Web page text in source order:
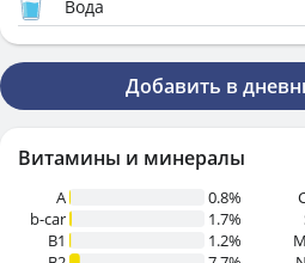
Вода
Добавить в
Витамины и минералы
A
0.8%
b-car
1.7%
В1
1.2%